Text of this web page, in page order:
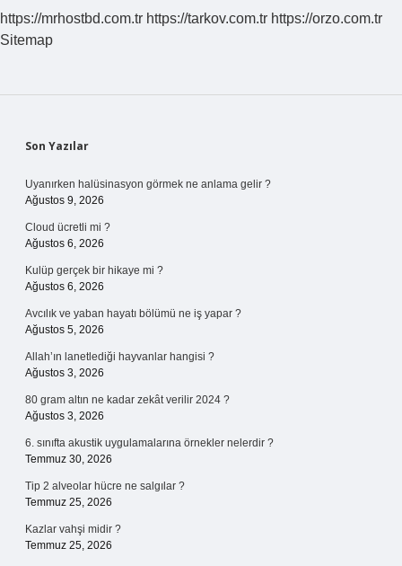
https://mrhostbd.com.tr https://tarkov.com.tr https://orzo.com.tr
Sitemap
Sidebar
Son Yazılar
Uyanırken halüsinasyon görmek ne anlama gelir ?
Ağustos 9, 2026
Cloud ücretli mi ?
Ağustos 6, 2026
Kulüp gerçek bir hikaye mi ?
Ağustos 6, 2026
Avcılık ve yaban hayatı bölümü ne iş yapar ?
Ağustos 5, 2026
Allah’ın lanetlediği hayvanlar hangisi ?
Ağustos 3, 2026
80 gram altın ne kadar zekât verilir 2024 ?
Ağustos 3, 2026
6. sınıfta akustik uygulamalarına örnekler nelerdir ?
Temmuz 30, 2026
Tip 2 alveolar hücre ne salgılar ?
Temmuz 25, 2026
Kazlar vahşi midir ?
Temmuz 25, 2026